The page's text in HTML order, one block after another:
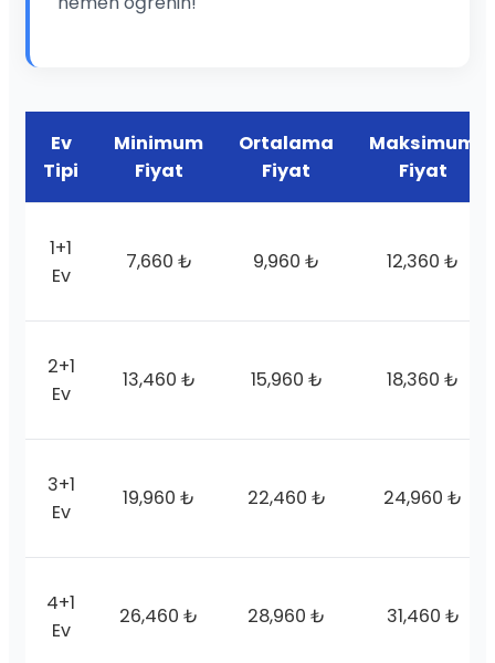
Ev
Tipi
Minimum
Fiyat
Ortalama
Fiyat
Maksimum
Fiyat
1+1
Ev
7,660 ₺ 9,960 ₺ 12,360 ₺
2+1
Ev
13,460 ₺ 15,960 ₺ 18,360 ₺
3+1
Ev
19,960 ₺ 22,460 ₺ 24,960 ₺
4+1
Ev
26,460 ₺ 28,960 ₺ 31,460 ₺